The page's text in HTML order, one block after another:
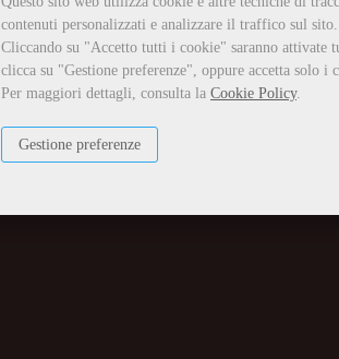
contenuti personalizzati e analizzare il traffico sul sito.
Cliccando su "Accetto tutti i cookie" saranno attivate
clicca su "Gestione preferenze", oppure accetta solo
Per maggiori dettagli, consulta la Cookie Policy.
Gestione preferenze
Vi informiamo che la casa
Tutti gli ordini ricevuti in tali
Per qualsiasi necessità